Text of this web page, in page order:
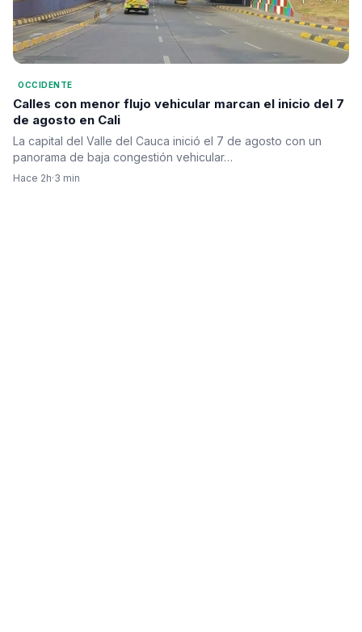
OCCIDENTE
Calles con menor flujo vehicular marcan el inicio del 7
de agosto en Cali
La capital del Valle del Cauca inició el 7 de agosto con un
panorama de baja congestión vehicular…
Hace 2h·3 min